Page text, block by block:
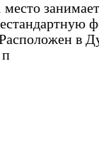
занимает
в
п